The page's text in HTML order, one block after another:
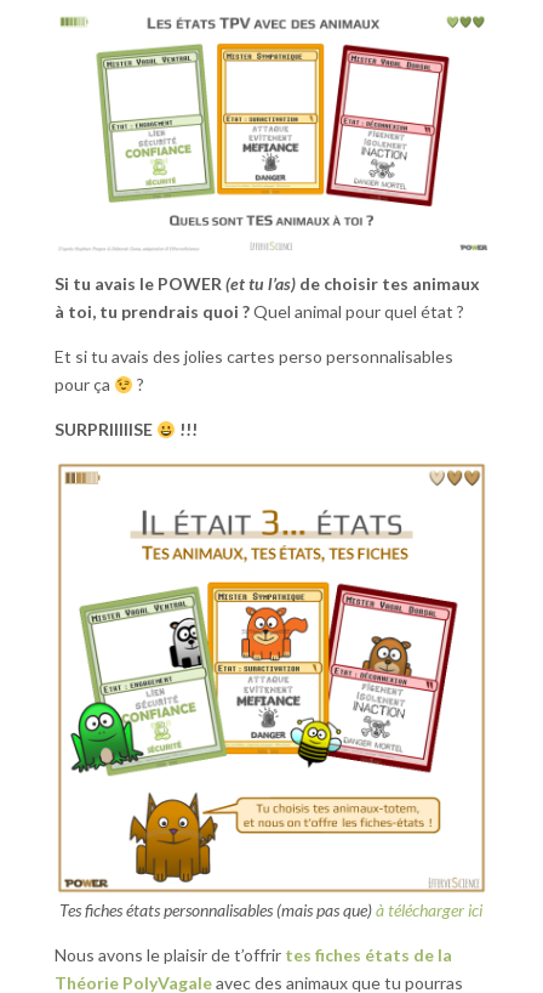
Si tu avais le POWER (et tu l’as)de choisir tes animaux
à toi, tu prendrais quoi ?Quel animal pour quel état ?
Et si tu avais des jolies cartes perso personnalisables
pour ça
?
SURPRIIIIISE !!!
Tes fiches états personnalisables (mais pas que)à télécharger ici
Nous avons le plaisir de t’offrirtes fiches états de la
Théorie PolyVagaleavec des animaux que tu pourras